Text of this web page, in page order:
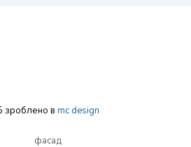
зроблено в mc design
фасад